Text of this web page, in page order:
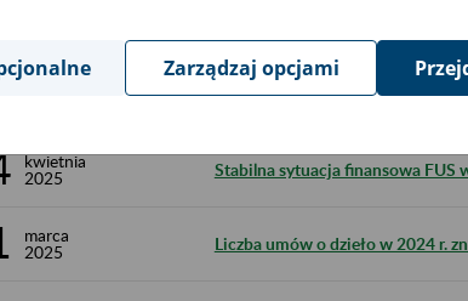
FUS w I kwartale 2025 r. System
kwietnia
2025
Stabilna sytuacja finansowa FUS
marca
2025
Liczba umów o dzieło w 2024 r.
Zarządzaj opcjami